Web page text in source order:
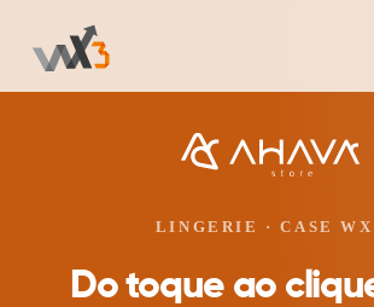
LINGERIE · CASE
Do toque ao